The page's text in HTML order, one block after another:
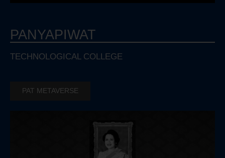
PANYAPIWAT
TECHNOLOGICAL COLLEGE
PAT METAVERSE